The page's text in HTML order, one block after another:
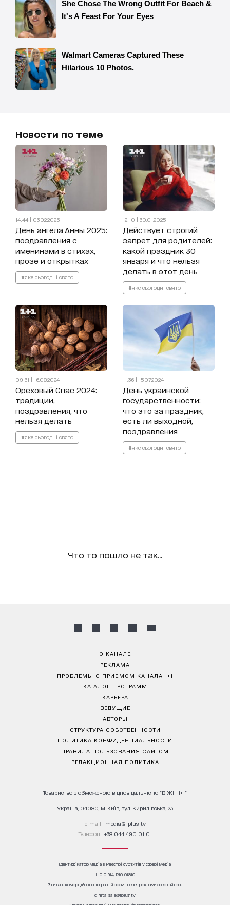
Новости по теме
14:44 | 03.02.2025
День ангела Анны 2025:
поздравления с
именинами в стихах,
прозе и открытках
#яке сьогодні свято
12:10 | 30.01.2025
Действует строгий
запрет для родителей:
какой праздник 30
января и что нельзя
делать в этот день
#яке сьогодні свято
09:31 | 16.08.2024
Ореховый Спас 2024:
традиции,
поздравления, что
нельзя делать
#яке сьогодні свято
11:36 | 15.07.2024
День украинской
государственности:
что это за праздник,
есть ли выходной,
поздравления
#яке сьогодні свято
Что то пошло не так...
О КАНАЛЕ
РЕКЛАМА
ПРОБЛЕМЫ С ПРИЁМОМ КАНАЛА 1+1
КАТАЛОГ ПРОГРАММ
КАРЬЕРА
ВЕДУЩИЕ
АВТОРЫ
СТРУКТУРА СОБСТВЕННОСТИ
ПОЛИТИКА КОНФИДЕНЦИАЛЬНОСТИ
ПРАВИЛА ПОЛЬЗОВАНИЯ САЙТОМ
РЕДАКЦИОННАЯ ПОЛИТИКА
Товариство з обмеженою відповідальністю "ВІЖН 1+1"
Україна, 04080, м. Київ, вул. Кирилівська, 23
е-mail: media@1plus1.tv
Телефон: +38 044 490 01 01
Ідентифікатор медіа в Реєстрі суб’єктів у сфері медіа:
L10-01914, R10-01810
З питань комерційної співпраці й розміщення реклами звертайтесь
digital.sale@1plus1.tv